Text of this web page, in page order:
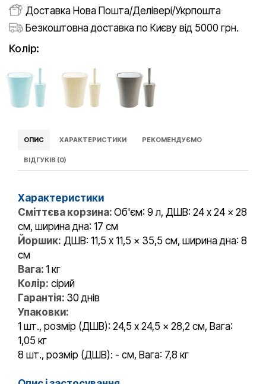
Доставка Нова Пошта/Делівері/Укрпошта
Безкоштовна доставка по Києву від 5000 грн.
Колір:
ОПИС ХАРАКТЕРИСТИКИ РЕКОМЕНДУЄМО
ВІДГУКІВ (0)
Характеристики
Сміттєва корзина: Об'єм: 9 л, ДШВ: 24 x 24 x 28
см, ширина дна: 17 см
Йоршик: ДШВ: 11,5 x 11,5 x 35,5 см, ширина дна: 8
см
Вага: 1 кг
Колір: сірий
Гарантія: 30 днів
Упаковки:
1 шт., розмір (ДШВ): 24,5 x 24,5 x 28,2 см, Вага:
1,05 кг
8 шт., розмір (ДШВ): - см, Вага: 7,8 кг